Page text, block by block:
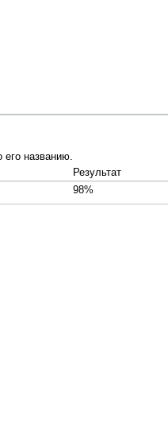
названию.
Результат
98%